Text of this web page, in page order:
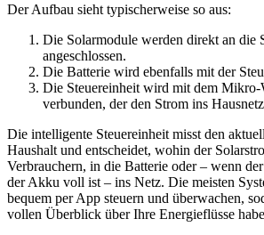
Der Aufbau sieht typischerweise so aus:
Die Solarmodule werden direkt an die
angeschlossen.
Die Batterie wird ebenfalls mit der
Die Steuereinheit wird mit dem Mikro-
verbunden, der den Strom ins
Die intelligente Steuereinheit misst den
Haushalt und entscheidet, wohin der
Verbrauchern, in die Batterie oder – wenn
der Akku voll ist – ins Netz. Die meisten
bequem per App steuern und überwachen,
vollen Überblick über Ihre Energieflüsse